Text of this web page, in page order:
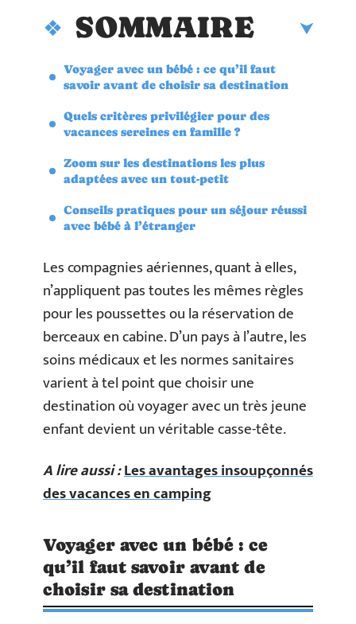
SOMMAIRE
Voyager avec un bébé : ce qu’il faut
savoir avant de choisir sa destination
Quels critères privilégier pour des
vacances sereines en famille ?
Zoom sur les destinations les plus
adaptées avec un tout-petit
Conseils pratiques pour un séjour réussi
avec bébé à l’étranger
Les compagnies aériennes, quant à elles,
n’appliquent pas toutes les mêmes règles
pour les poussettes ou la réservation de
berceaux en cabine. D’un pays à l’autre, les
soins médicaux et les normes sanitaires
varient à tel point que choisir une
destination où voyager avec un très jeune
enfant devient un véritable casse-tête.
A lire aussi :Les avantages insoupçonnés
des vacances en camping
Voyager avec un bébé : ce
qu’il faut savoir avant de
choisir sa destination